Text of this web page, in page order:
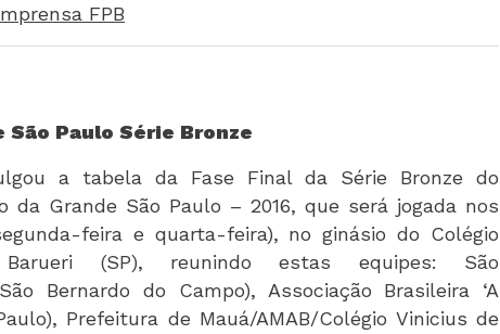
FPB
São Paulo Série Bronze
a tabela da Fase Final da Série Bronze do
da Grande São Paulo – 2016, que será jogada nos
feira e quarta-feira), no ginásio do Colégio
(SP), reunindo estas equipes: São
Bernardo do Campo), Associação Brasileira ‘A
Prefeitura de Mauá/AMAB/Colégio Vinicius de